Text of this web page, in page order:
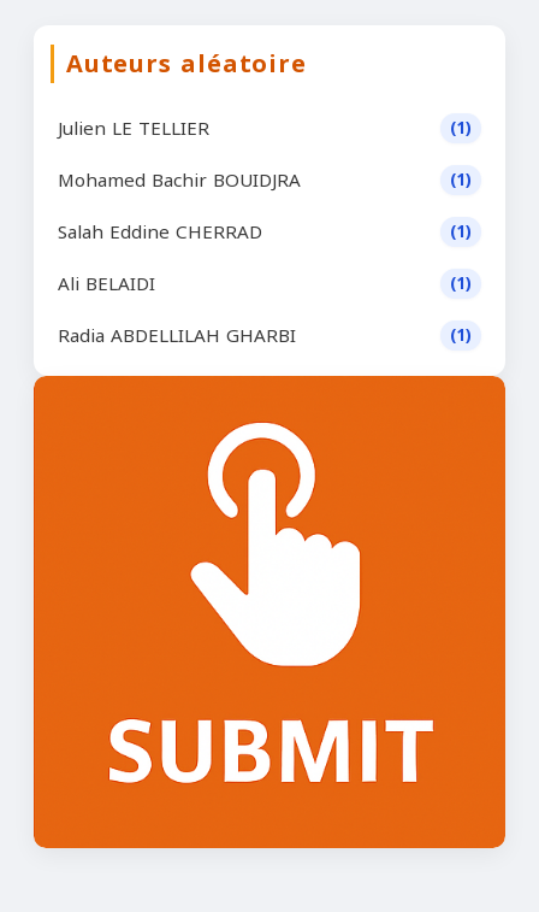
Auteurs aléatoire
Julien LE TELLIER (1)
Mohamed Bachir BOUIDJRA (1)
Salah Eddine CHERRAD (1)
Ali BELAIDI (1)
Radia ABDELLILAH GHARBI (1)